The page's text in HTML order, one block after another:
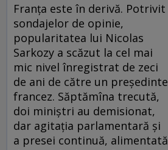
Franţa este în derivă. Potrivit
sondajelor de opinie,
popularitatea lui Nicolas
Sarkozy a scăzut la cel mai
mic nivel înregistrat de zeci
de ani de către un preşedinte
francez. Săptămîna trecută,
doi miniştri au demisionat,
dar agitaţia parlamentară şi
a presei continuă, alimentată